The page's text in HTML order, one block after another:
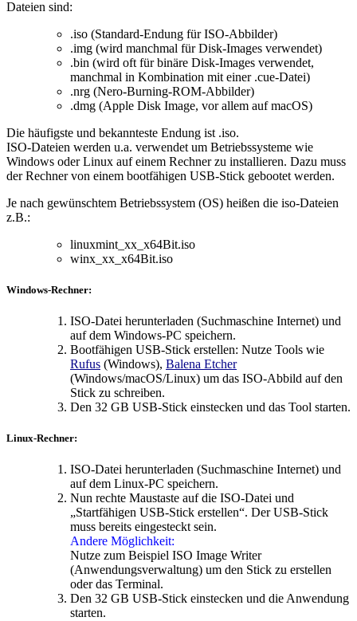
Dateien sind:
.iso (Standard-Endung für ISO-Abbilder)
.img (wird manchmal für Disk-Images verwendet)
.bin (wird oft für binäre Disk-Images verwendet,
manchmal in Kombination mit einer .cue-Datei)
.nrg (Nero-Burning-ROM-Abbilder)
.dmg (Apple Disk Image, vor allem auf macOS)
Die häufigste und bekannteste Endung ist .iso.
ISO-Dateien werden u.a. verwendet um Betriebssysteme wie
Windows oder Linux auf einem Rechner zu installieren. Dazu muss
der Rechner von einem bootfähigen USB-Stick gebootet werden.
Je nach gewünschtem Betriebssystem (OS) heißen die iso-Dateien
z.B.:
linuxmint_xx_x64Bit.iso
winx_xx_x64Bit.iso
Windows-Rechner:
ISO-Datei herunterladen (Suchmaschine Internet) und
auf dem Windows-PC speichern.
Bootfähigen USB-Stick erstellen: Nutze Tools wie
Rufus (Windows), Balena Etcher
(Windows/macOS/Linux) um das ISO-Abbild auf den
Stick zu schreiben.
Den 32 GB USB-Stick einstecken und das Tool starten.
Linux-Rechner:
ISO-Datei herunterladen (Suchmaschine Internet) und
auf dem Linux-PC speichern.
Nun rechte Maustaste auf die ISO-Datei und
„Startfähigen USB-Stick erstellen“. Der USB-Stick
muss bereits eingesteckt sein.
Andere Möglichkeit:
Nutze zum Beispiel ISO Image Writer
(Anwendungsverwaltung) um den Stick zu erstellen
oder das Terminal.
Den 32 GB USB-Stick einstecken und die Anwendung
starten.